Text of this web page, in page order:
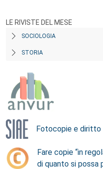
LE RIVISTE DEL MESE
SOCIOLOGIA
STORIA
Fotocopie e diritto
Fare copie “in
di quanto si possa